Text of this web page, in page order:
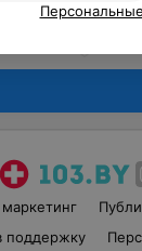
поддержку